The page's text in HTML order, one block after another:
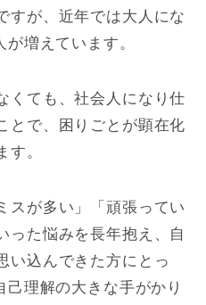
すが、近年では大人にな
増えています。
くても、社会人になり仕
とで、困りごとが顕在化
す。
スが多い」「頑張ってい
った悩みを長年抱え、自
い込んできた方にとっ
理解の大きな手がかり